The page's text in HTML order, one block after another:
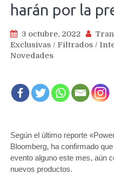
harán por la
3 octubre, 2022
Exclusivas / Filtrados /
Novedades
Según el último reporte
Bloomberg, ha confirmado
evento alguno este mes, aún
nuevos productos.